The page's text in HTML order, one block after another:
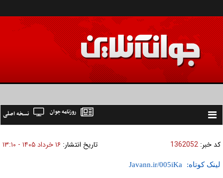
Toggle
نسخه اصلی روزنامه جوان
کد خبر: 1362052 تاریخ انتشار: ۱۶ خرداد ۱۴۰۵ - ۱۳:۱۰
لینک کوتاه: